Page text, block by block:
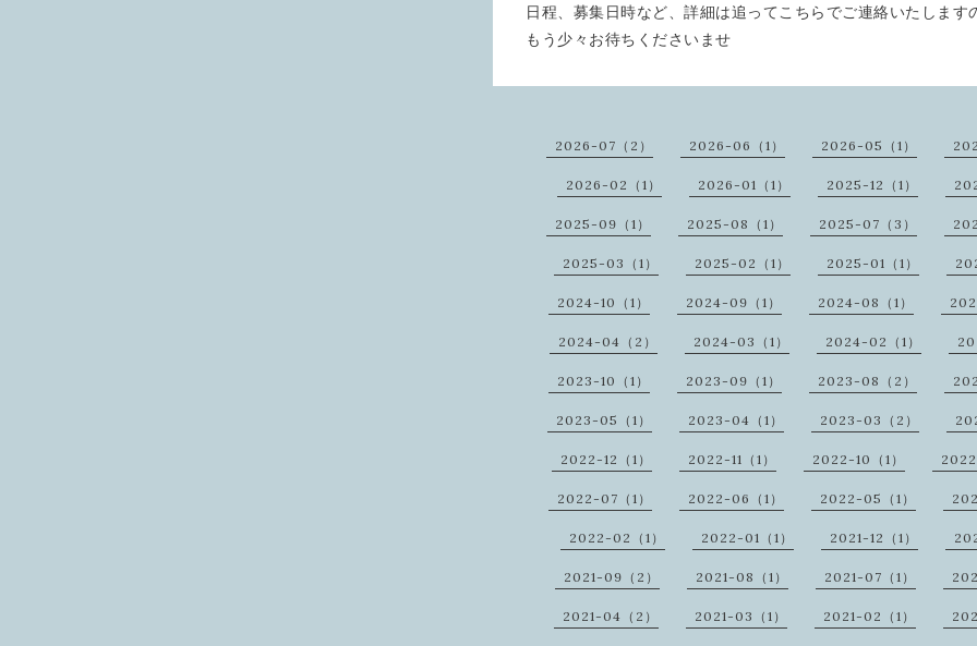
日程、募集日時など、詳細は追ってこちらでご連絡いたします
もう少々お待ちくださいませ
2026-07（2） 2026-06（1） 2026-05（1）
2026-02（1） 2026-01（1） 2025-12（1）
2025-09（1） 2025-08（1） 2025-07（3）
2025-03（1） 2025-02（1） 2025-01（1）
2024-10（1） 2024-09（1） 2024-08（1）
2024-04（2） 2024-03（1） 2024-02（1）
2023-10（1） 2023-09（1） 2023-08（2）
2023-05（1） 2023-04（1） 2023-03（2）
2022-12（1） 2022-11（1） 2022-10（1）
2022-07（1） 2022-06（1） 2022-05（1）
2022-02（1） 2022-01（1） 2021-12（1）
2021-09（2） 2021-08（1） 2021-07（1）
2021-04（2） 2021-03（1） 2021-02（1）